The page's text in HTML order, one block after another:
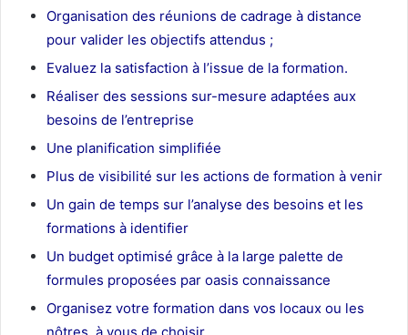
Organisation des réunions de cadrage à distance
pour valider les objectifs attendus ;
Evaluez la satisfaction à l’issue de la formation.
Réaliser des sessions sur-mesure adaptées aux
besoins de l’entreprise
Une planification simplifiée
Plus de visibilité sur les actions de formation à venir
Un gain de temps sur l’analyse des besoins et les
formations à identifier
Un budget optimisé grâce à la large palette de
formules proposées par oasis connaissance
Organisez votre formation dans vos locaux ou les